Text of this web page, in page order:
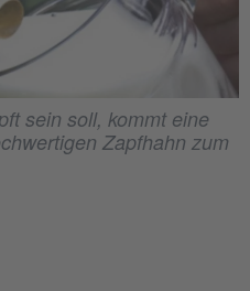
sein soll, kommt eine
Zapfhahn zum